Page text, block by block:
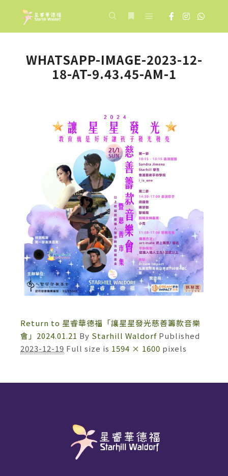
WHATSAPP-IMAGE-2023-12-
18-AT-9.43.45-AM-1
Return to 星睿華德福「讓星星發光慈善籌款音樂
會」2024.01.21 By Starhill Waldorf Published
2023-12-19 Full size is 1594 × 1600 pixels